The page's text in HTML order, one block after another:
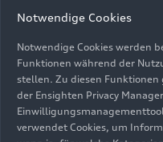
Audi und seine Joint-
zeigen auf der Auto
aktuellsten Modelle.
Notwendige Cookies
Notwendige Cookies werden
Funktionen während der
stellen. Zu diesen Funktionen
der Ensighten Privacy
verwendet Cookies, um